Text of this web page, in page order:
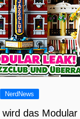
NerdNews
das Modular